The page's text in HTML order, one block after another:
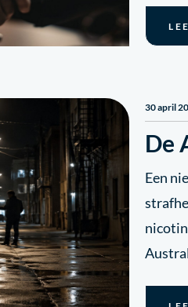
30 april
De
Een